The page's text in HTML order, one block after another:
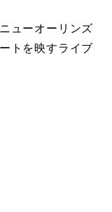
ューオーリンズ
トを映すライブ